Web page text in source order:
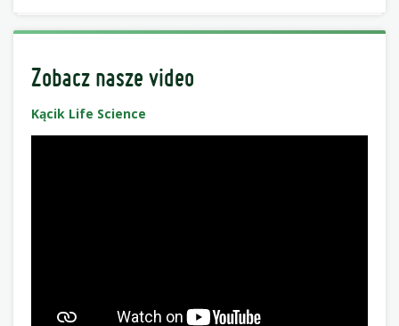
Zobacz nasze video
Kącik Life Science